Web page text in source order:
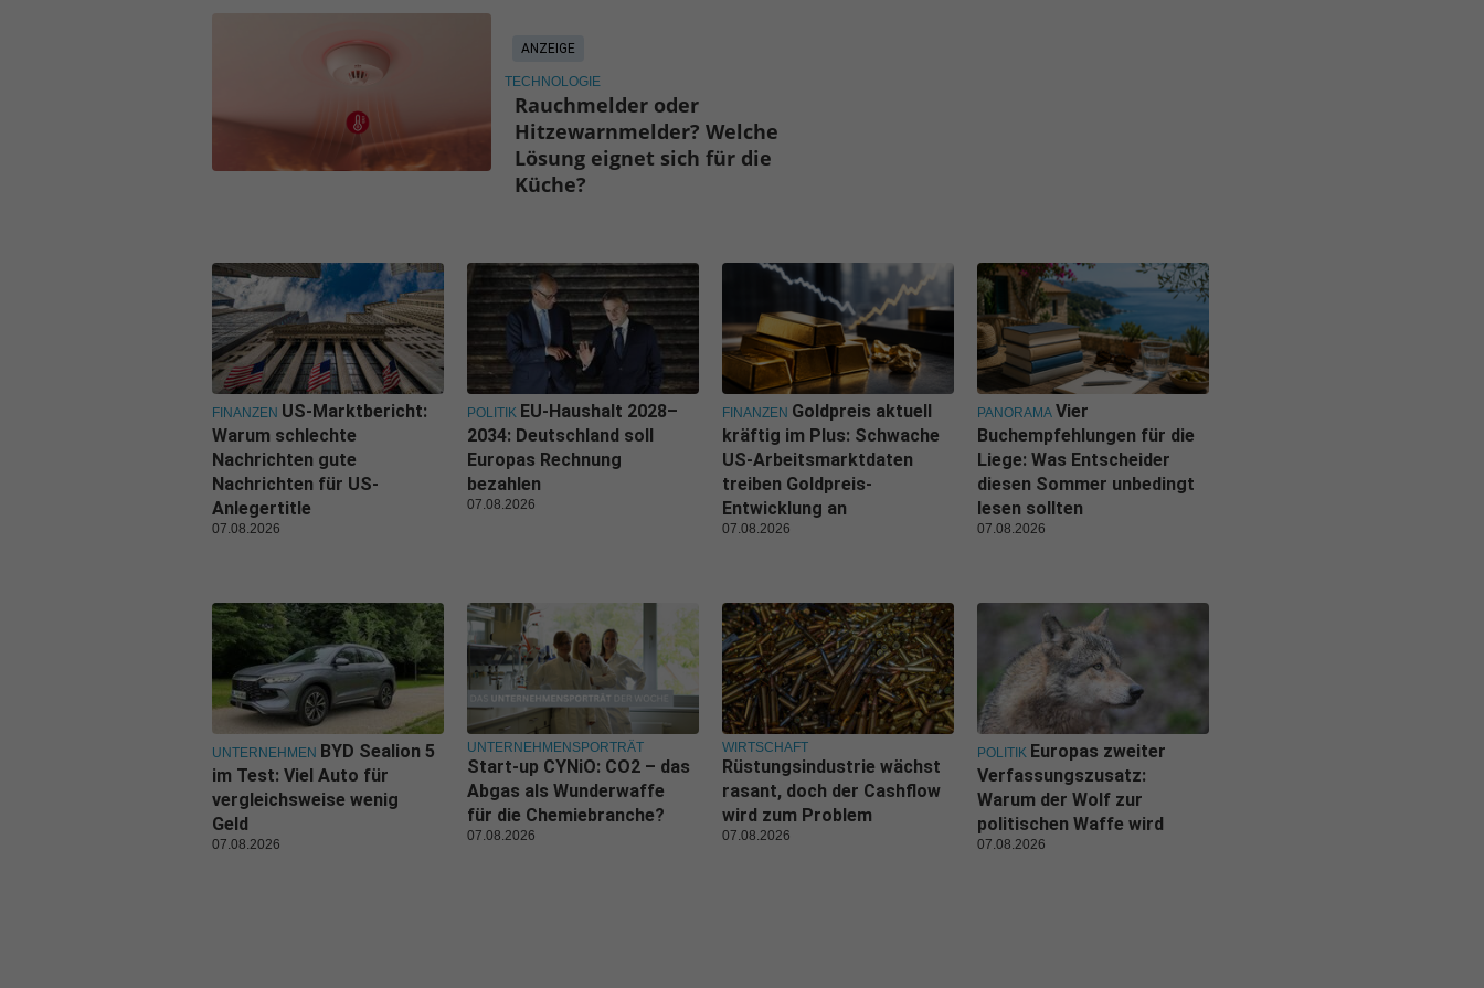
ANZEIGE
TECHNOLOGIE
Rauchmelder oder
Hitzewarnmelder? Welche
Lösung eignet sich für die
Küche?
FINANZEN US-Marktbericht:
Warum schlechte
Nachrichten gute
Nachrichten für US-
Anlegertitle
07.08.2026
POLITIK EU-Haushalt 2028–
2034: Deutschland soll
Europas Rechnung
bezahlen
07.08.2026
FINANZEN Goldpreis aktuell
kräftig im Plus: Schwache
US-Arbeitsmarktdaten
treiben Goldpreis-
Entwicklung an
07.08.2026
PANORAMA Vier
Buchempfehlungen für die
Liege: Was Entscheider
diesen Sommer unbedingt
lesen sollten
07.08.2026
UNTERNEHMEN BYD Sealion 5
im Test: Viel Auto für
vergleichsweise wenig
Geld
07.08.2026
UNTERNEHMENSPORTRÄT
Start-up CYNiO: CO2 – das
Abgas als Wunderwaffe
für die Chemiebranche?
07.08.2026
WIRTSCHAFT
Rüstungsindustrie wächst
rasant, doch der Cashflow
wird zum Problem
07.08.2026
POLITIK Europas zweiter
Verfassungszusatz:
Warum der Wolf zur
politischen Waffe wird
07.08.2026